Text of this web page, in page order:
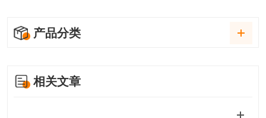
产品分类
相关文章